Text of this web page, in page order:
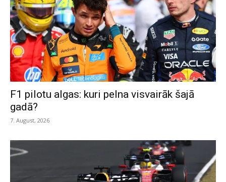
F1 pilotu algas: kuri pelna visvairāk šajā
gadā?
7. August, 2026